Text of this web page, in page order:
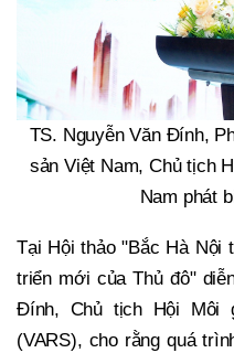
TS. Nguyễn Văn Đính,
sản Việt Nam, Chủ tịch
Nam phát
Tại Hội thảo "Bắc Hà Nội
triển mới của Thủ đô"
Đính, Chủ tịch Hội Môi
(VARS), cho rằng quá